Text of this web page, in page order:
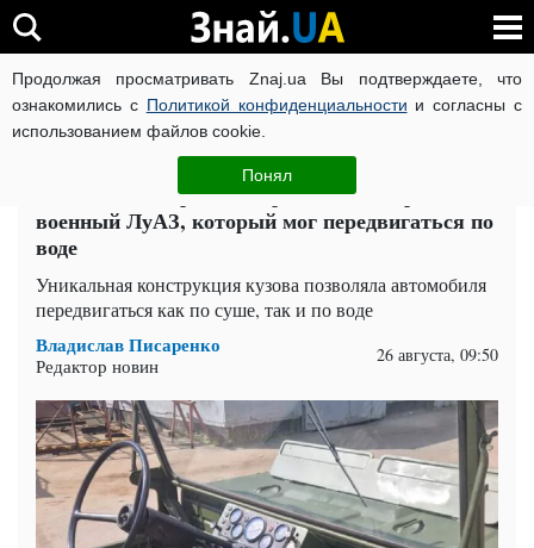
Продолжая просматривать Znaj.ua Вы подтверждаете, что
ознакомились с Политикой конфиденциальности и согласны с
использованием файлов cookie.
Понял
ВОЙНА РОССИИ ПРОТИВ УКРАИНЫ КОРОНАВИРУС В
Auto.Знай ЧИТАТИ УКРАЇНСЬКОЮ
50-летний ветеран: в Украине нашли редкий
военный ЛуАЗ, который мог передвигаться по
воде
Уникальная конструкция кузова позволяла автомобиля
передвигаться как по суше, так и по воде
Владислав Писаренко
Редактор новин 26 августа, 09:50